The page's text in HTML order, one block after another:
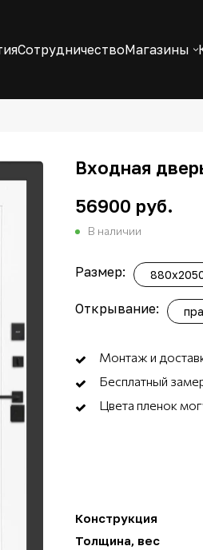
СотрудничествоМагазины
Входная
56900 руб.
В наличии
Размер:
Открывание:
Монтаж и
Бесплатный
Цвета пленок
Конструкция
Толщина, вес